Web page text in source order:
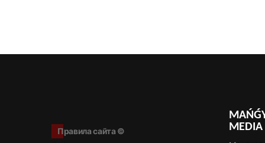
Правила сайта ©
MEDIA